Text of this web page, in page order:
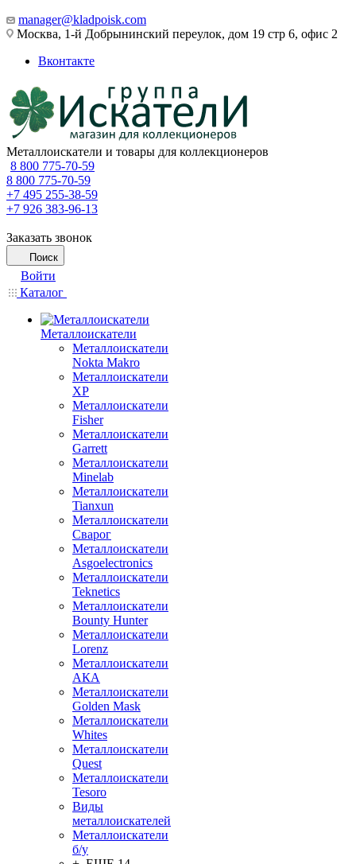
manager@kladpoisk.com
Москва, 1-й Добрынинский переулок, дом 19 стр 6, офис 2
Вконтакте
Металлоискатели и товары для коллекционеров
8 800 775-70-59
8 800 775-70-59
+7 495 255-38-59
+7 926 383-96-13
Заказать звонок
Поиск
Войти
Каталог
Металлоискатели
Металлоискатели
Nokta Makro
Металлоискатели
XP
Металлоискатели
Fisher
Металлоискатели
Garrett
Металлоискатели
Minelab
Металлоискатели
Tianxun
Металлоискатели
Сварог
Металлоискатели
Asgoelectronics
Металлоискатели
Teknetics
Металлоискатели
Bounty Hunter
Металлоискатели
Lorenz
Металлоискатели
АКА
Металлоискатели
Golden Mask
Металлоискатели
Whites
Металлоискатели
Quest
Металлоискатели
Tesoro
Виды
металлоискателей
Металлоискатели
б/у